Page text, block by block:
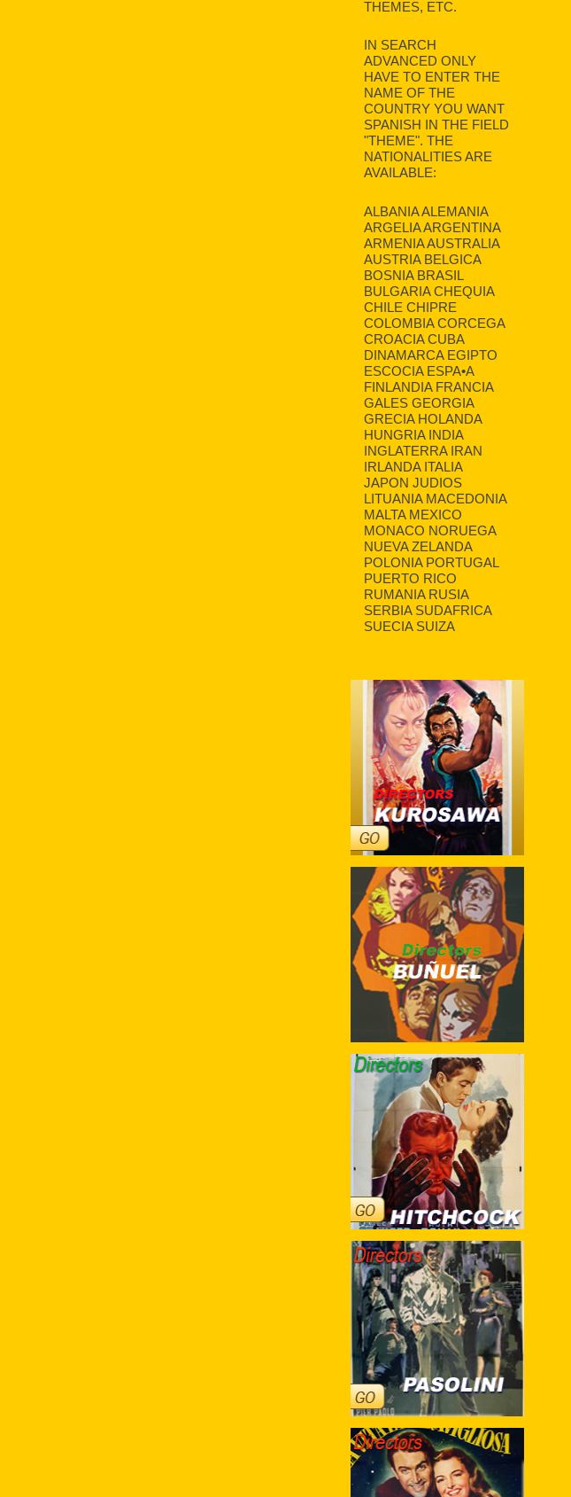
THEMES, ETC.
IN SEARCH
ADVANCED ONLY
HAVE TO ENTER THE
NAME OF THE
COUNTRY YOU WANT
SPANISH IN THE FIELD
"THEME". THE
NATIONALITIES ARE
AVAILABLE:
ALBANIA ALEMANIA
ARGELIA ARGENTINA
ARMENIA AUSTRALIA
AUSTRIA BELGICA
BOSNIA BRASIL
BULGARIA CHEQUIA
CHILE CHIPRE
COLOMBIA CORCEGA
CROACIA CUBA
DINAMARCA EGIPTO
ESCOCIA ESPA•A
FINLANDIA FRANCIA
GALES GEORGIA
GRECIA HOLANDA
HUNGRIA INDIA
INGLATERRA IRAN
IRLANDA ITALIA
JAPON JUDIOS
LITUANIA MACEDONIA
MALTA MEXICO
MONACO NORUEGA
NUEVA ZELANDA
POLONIA PORTUGAL
PUERTO RICO
RUMANIA RUSIA
SERBIA SUDAFRICA
SUECIA SUIZA